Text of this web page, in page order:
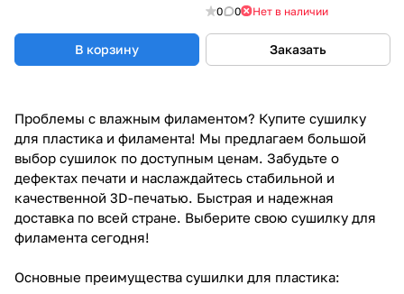
В корзину
0 0 Нет в наличии
Заказать
Проблемы с влажным филаментом? Купите сушилку
для пластика и филамента! Мы предлагаем большой
выбор сушилок по доступным ценам. Забудьте о
дефектах печати и наслаждайтесь стабильной и
качественной 3D-печатью. Быстрая и надежная
доставка по всей стране. Выберите свою сушилку для
филамента сегодня!
Основные преимущества сушилки для пластика: